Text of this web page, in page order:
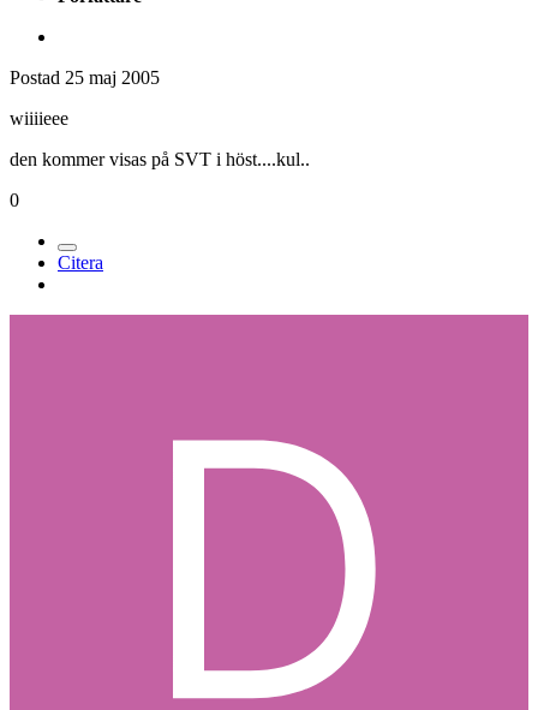
Postad 25 maj 2005
wiiiieee
den kommer visas på SVT i höst....kul..
0
Citera